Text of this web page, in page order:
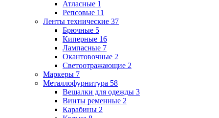
Атласные 1
Репсовые 11
Ленты технические 37
Брючные 5
Киперные 16
Лампасные 7
Окантовочные 2
Светоотражающие 2
Маркеры 7
Металлофурнитура 58
Вешалки для одежды 3
Винты ременные 2
Карабины 2